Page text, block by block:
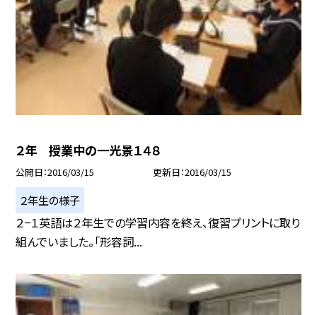
２年 授業中の一光景１４８
公開日 2016/03/15 更新日 2016/03/15
２年生の様子
２−１英語は２年生での学習内容を終え、復習プリントに取り
組んでいました。「形容詞...